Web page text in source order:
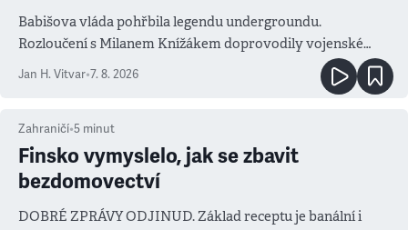
Babišova vláda pohřbila legendu undergroundu.
Rozloučení s Milanem Knížákem doprovodily vojenské
salvy i kritika pokrokářů
Jan H. Vitvar•7. 8. 2026
Zahraničí•5 minut
Finsko vymyslelo, jak se zbavit
bezdomovectví
DOBRÉ ZPRÁVY ODJINUD. Základ receptu je banální i